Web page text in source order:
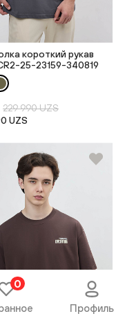
короткий рукав
25-23159-340819
229 990 UZS
UZS
0
Профиль